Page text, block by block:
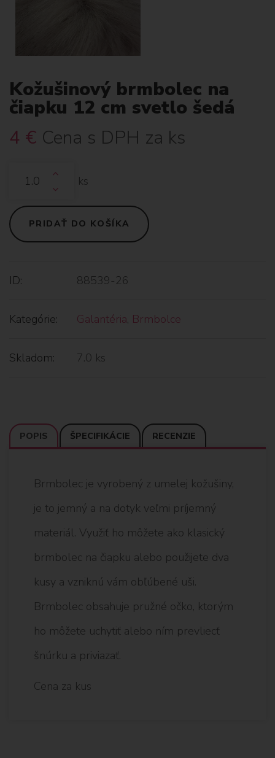
Kožušinový brmbolec na
čiapku 12 cm svetlo šedá
4 € Cena s DPH za ks
ks
PRIDAŤ DO KOŠÍKA
ID: 88539-26
Kategórie: Galantéria, Brmbolce
Skladom: 7.0 ks
POPIS ŠPECIFIKÁCIE RECENZIE
Brmbolec je vyrobený z umelej kožušiny,
je to jemný a na dotyk veľmi príjemný
materiál. Využiť ho môžete ako klasický
brmbolec na čiapku alebo použijete dva
kusy a vzniknú vám obľúbené uši.
Brmbolec obsahuje pružné očko, ktorým
ho môžete uchytiť alebo ním prevliecť
šnúrku a priviazať.
Cena za kus